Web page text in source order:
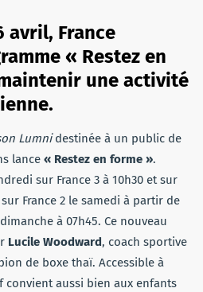
avril, France
« Restez en
une activité
Lumnidestinée à un public de
lance « Restez en forme ».
sur France 3 à 10h30 et sur
France 2 le samedi à partir de
à 07h45. Ce nouveau
Lucile Woodward, coach sportive
de boxe thaï. Accessible à
aussi bien aux enfants